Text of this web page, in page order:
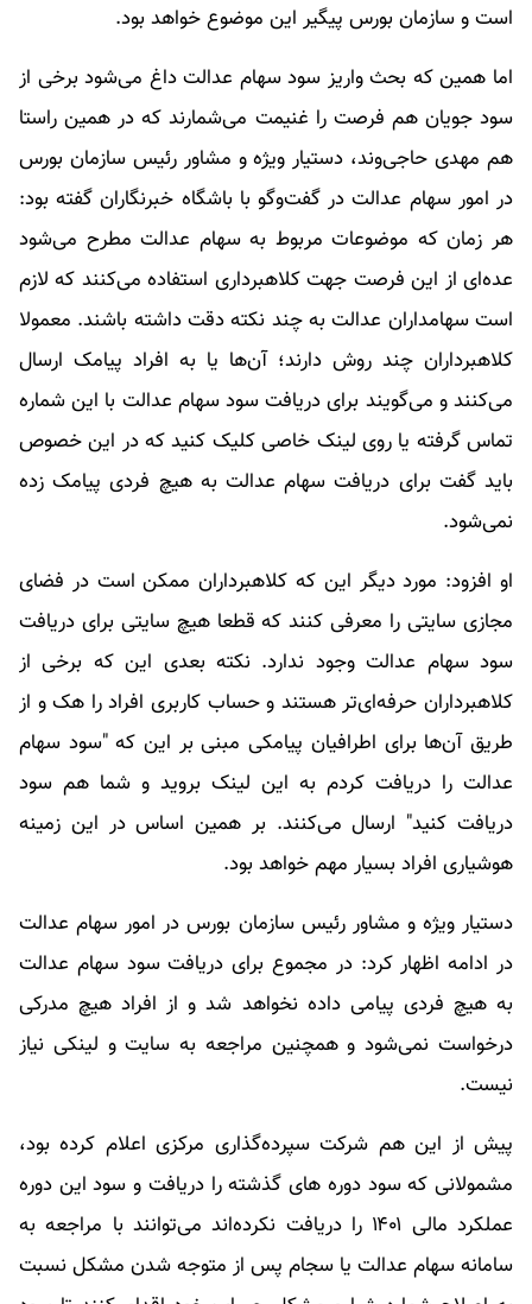
است و سازمان بورس پیگیر این موضوع خواهد بود.
اما همین که بحث واریز سود سهام عدالت داغ می‌شود برخی از
سود جویان هم فرصت را غنیمت می‌شمارند که در همین راستا
هم مهدی حاجی‌وند، دستیار ویژه و مشاور رئیس سازمان بورس
در امور سهام عدالت در گفت‌وگو با باشگاه خبرنگاران گفته بود:
هر زمان که موضوعات مربوط به سهام عدالت مطرح می‌شود
عده‌ای از این فرصت جهت کلاهبرداری استفاده می‌کنند که لازم
است سهامداران عدالت به چند نکته دقت داشته باشند. معمولا
کلاهبرداران چند روش دارند؛ آن‌ها یا به افراد پیامک ارسال
می‌کنند و می‌گویند برای دریافت سود سهام عدالت با این شماره
تماس گرفته یا روی لینک خاصی کلیک کنید که در این خصوص
باید گفت برای دریافت سهام عدالت به هیچ فردی پیامک زده
نمی‌شود.
او افزود: مورد دیگر این که کلاهبرداران ممکن است در فضای
مجازی سایتی را معرفی کنند که قطعا هیچ سایتی برای دریافت
سود سهام عدالت وجود ندارد. نکته بعدی این که برخی از
کلاهبرداران حرفه‌ای‌تر هستند و حساب کاربری افراد را هک و از
طریق آن‌ها برای اطرافیان پیامکی مبنی بر این که "سود سهام
عدالت را دریافت کردم به این لینک بروید و شما هم سود
دریافت کنید" ارسال می‌کنند. بر همین اساس در این زمینه
هوشیاری افراد بسیار مهم خواهد بود.
دستیار ویژه و مشاور رئیس سازمان بورس در امور سهام عدالت
در ادامه اظهار کرد: در مجموع برای دریافت سود سهام عدالت
به هیچ فردی پیامی داده نخواهد شد و از افراد هیچ مدرکی
درخواست نمی‌شود و همچنین مراجعه به سایت و لینکی نیاز
نیست.
پیش از این هم شرکت سپرده‌گذاری مرکزی اعلام کرده بود،
مشمولانی که سود دوره های گذشته را دریافت و سود این دوره
عملکرد مالی ۱۴۰۱ را دریافت نکرده‌اند می‌توانند با مراجعه به
سامانه سهام عدالت یا سجام پس از متوجه شدن مشکل نسبت